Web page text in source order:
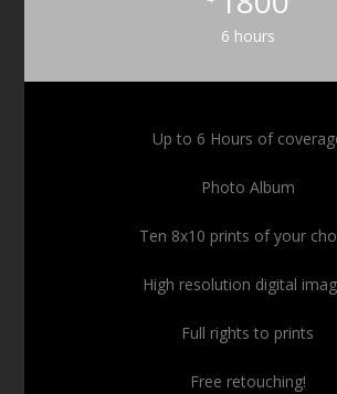
6 hours
Up to 6 Hours of
Photo Album
Ten 8x10 prints of your
High resolution digital
Full rights to prints
Free retouching!